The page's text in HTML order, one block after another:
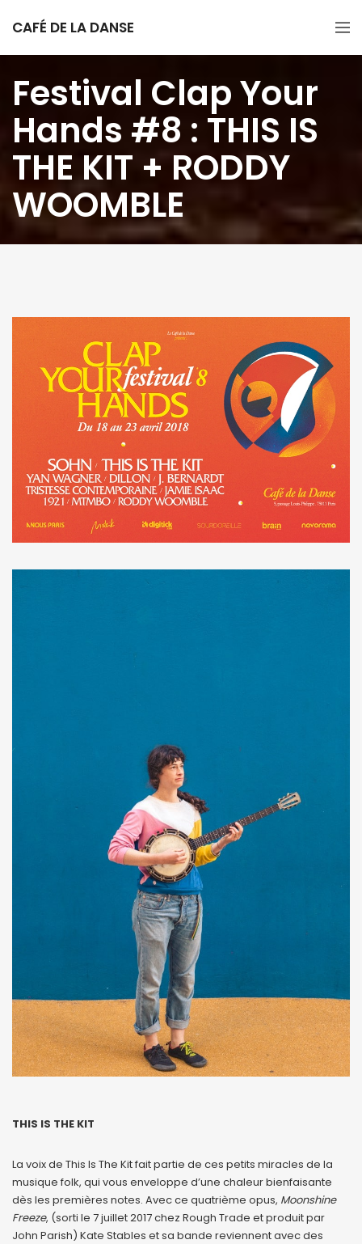
CAFÉ DE LA DANSE
Festival Clap Your
Hands #8 : THIS IS
THE KIT + RODDY
WOOMBLE
THIS IS THE KIT
La voix de This Is The Kit fait partie de ces petits miracles de la
musique folk, qui vous enveloppe d’une chaleur bienfaisante
dès les premières notes. Avec ce quatrième opus, Moonshine
Freeze, (sorti le 7 juillet 2017 chez Rough Trade et produit par
John Parish) Kate Stables et sa bande reviennent avec des